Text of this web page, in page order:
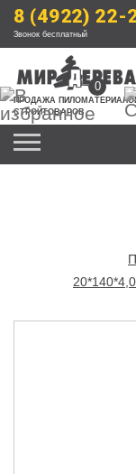
8 (4922) 22-
Звонок бесплатный
ПРОДАЖА
СТРОЙТОВАРОВ
0